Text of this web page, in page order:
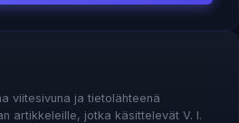
viitesivuna ja tietolähteenä
artikkeleille, jotka käsittelevät V. I.